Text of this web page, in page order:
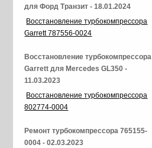
для Форд Транзит - 18.01.2024
Восстановление турбокомпрессора
Garrett 787556-0024
Восстановление турбокомпрессора
Garrett для Mercedes GL350 -
11.03.2023
Восстановление турбокомпрессора
802774-0004
Ремонт турбокомпрессора 765155-
0004 - 02.03.2023